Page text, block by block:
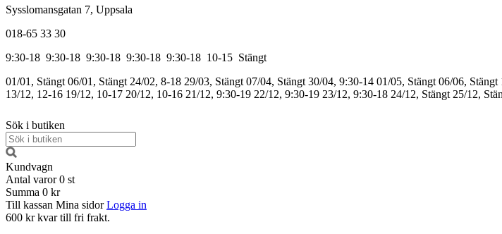
Sysslomansgatan 7, Uppsala
018-65 33 30
9:30-18 9:30-18 9:30-18 9:30-18 9:30-18 10-15 Stängt
01/01, Stängt 06/01, Stängt 24/02, 8-18 29/03, Stängt 07/04, Stängt 30/04, 9:30-14 01/05, Stängt 06/06, Stängt
13/12, 12-16 19/12, 10-17 20/12, 10-16 21/12, 9:30-19 22/12, 9:30-19 23/12, 9:30-18 24/12, Stängt 25/12,
Sök i butiken
Kundvagn
Antal varor 0 st
Summa 0 kr
Till kassan Mina sidor Logga in
600 kr kvar till fri frakt.